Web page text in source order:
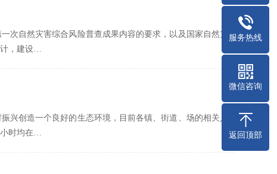
次自然灾害综合风险普查成果内容的要求，以及国家自然灾
计，建设…
兴创造一个良好的生态环境，目前各镇、街道、场的相关人
小时均在…
服务热线
微信咨询
返回顶部